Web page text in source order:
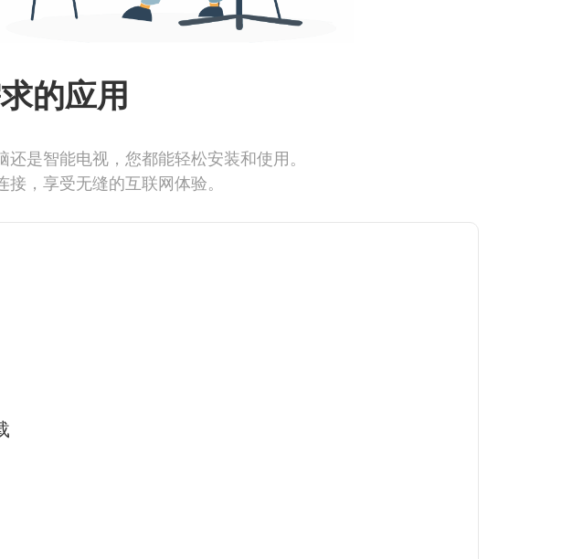
的应用
是智能电视，您都能轻松安装和使用。
，享受无缝的互联网体验。